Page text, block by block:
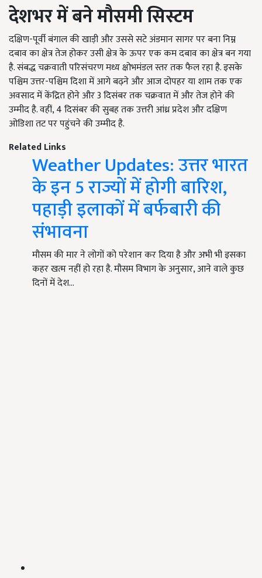
देशभर में बने मौसमी सिस्टम
दक्षिण-पूर्वी बंगाल की खाड़ी और उससे सटे अंडमान सागर पर बना निम्न
दबाव का क्षेत्र तेज होकर उसी क्षेत्र के ऊपर एक कम दबाव का क्षेत्र बन गया
है. संबद्ध चक्रवाती परिसंचरण मध्य क्षोभमंडल स्तर तक फैल रहा है. इसके
पश्चिम उत्तर-पश्चिम दिशा में आगे बढ़ने और आज दोपहर या शाम तक एक
अवसाद में केंद्रित होने और 3 दिसंबर तक चक्रवात में और तेज होने की
उम्मीद है. वहीं, 4 दिसंबर की सुबह तक उत्तरी आंध्र प्रदेश और दक्षिण
ओडिशा तट पर पहुंचने की उम्मीद है.
Related Links
Weather Updates: उत्तर भारत
के इन 5 राज्यों में होगी बारिश,
पहाड़ी इलाकों में बर्फबारी की
संभावना
मौसम की मार ने लोगों को परेशान कर दिया है और अभी भी इसका
कहर खत्म नहीं हो रहा है. मौसम विभाग के अनुसार, आने वाले कुछ
दिनों में देश…